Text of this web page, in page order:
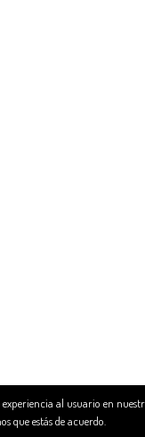
al usuario en
que estás de acuerdo.